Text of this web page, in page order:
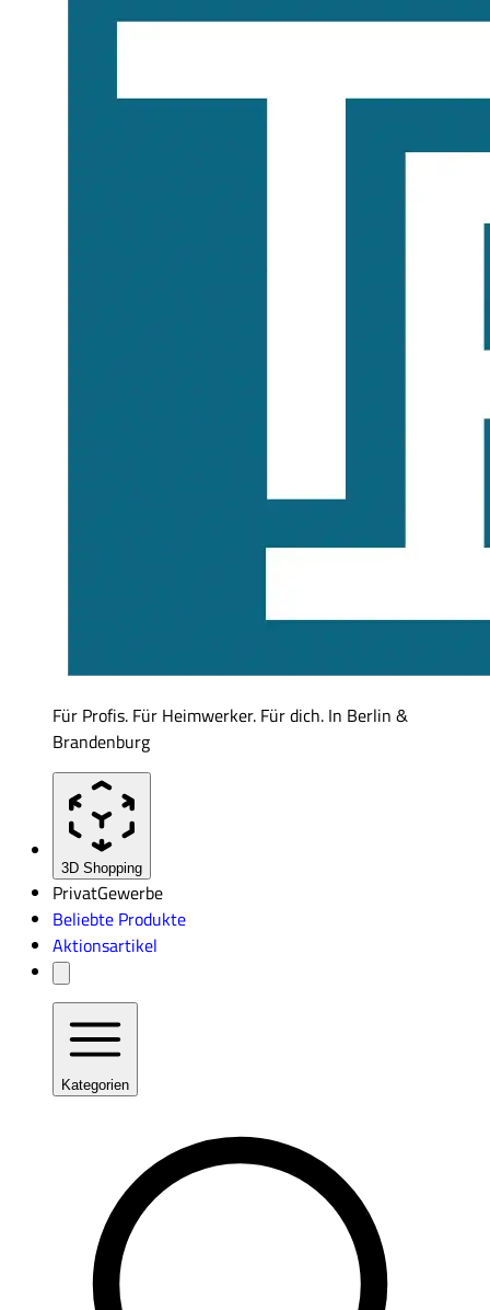
Für Profis. Für Heimwerker. Für dich. In Berlin &
Brandenburg
3D Shopping
PrivatGewerbe
Beliebte Produkte
Aktionsartikel
Kategorien